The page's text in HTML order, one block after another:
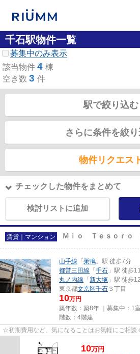
千石駅物件一覧
募集中のみ表示
該当物件 4 棟
空き数 3 件
駅で絞り込む
さらに条件を絞
物件リクエス
チェックした物件をまとめて
検討リストに追加
賃貸｜マンション Ｍｉｏ Ｔｅｓｏｒｏ
山手線 「巣鴨 」駅 徒歩7分
都営三田線 「千石 」駅 徒歩
丸ノ内線 「新大塚 」駅 徒歩
東京都文京区千石 ３丁目
10万円
築年数：築8年 ｜募集中： 1室
階数：4階建
☆初期費用など、気になることはお気軽にご相
10万円